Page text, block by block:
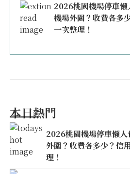
2026桃園機場停車
機場外圍？收費各多
一次整理！
本日熱門
2026桃園機場停車懶
外圍？收費各多少？信
理！